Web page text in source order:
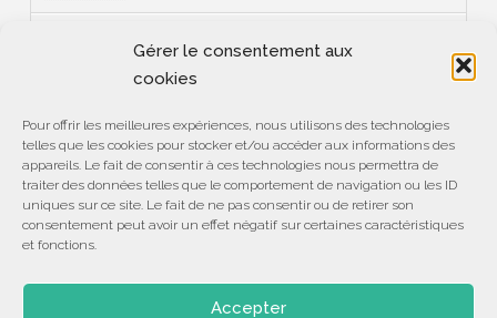
Gérer le consentement aux
cookies
Pour offrir les meilleures expériences, nous utilisons des technologies
telles que les cookies pour stocker et/ou accéder aux informations des
appareils. Le fait de consentir à ces technologies nous permettra de
traiter des données telles que le comportement de navigation ou les ID
uniques sur ce site. Le fait de ne pas consentir ou de retirer son
consentement peut avoir un effet négatif sur certaines caractéristiques
et fonctions.
Accepter
Connexion
Flux des publications
Flux des commentaires